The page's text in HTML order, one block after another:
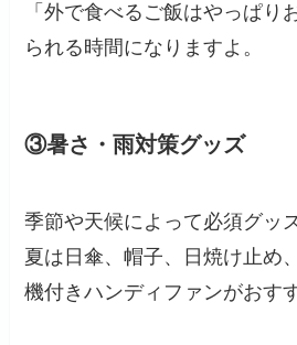
「外で食べるご飯はやっぱり
られる時間になりますよ。
③暑さ・雨対策グッズ
季節や天候によって必須グッ
夏は日傘、帽子、日焼け止め
機付きハンディファンがおす